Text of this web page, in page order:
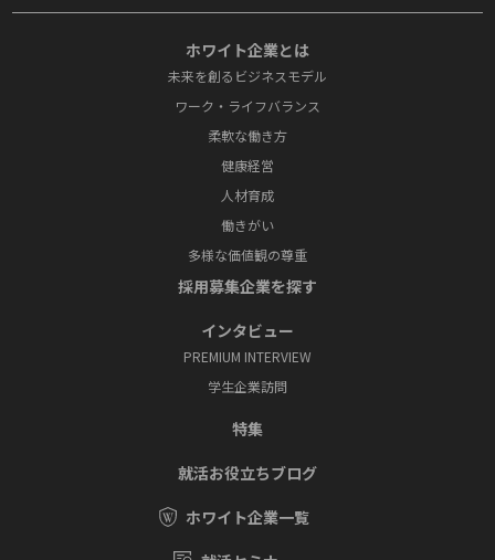
ホワイト企業とは
未来を創るビジネスモデル
ワーク・ライフバランス
柔軟な働き方
健康経営
人材育成
働きがい
多様な価値観の尊重
採⽤募集企業を探す
インタビュー
PREMIUM INTERVIEW
学⽣企業訪問
特集
就活お役⽴ちブログ
ホワイト企業一覧